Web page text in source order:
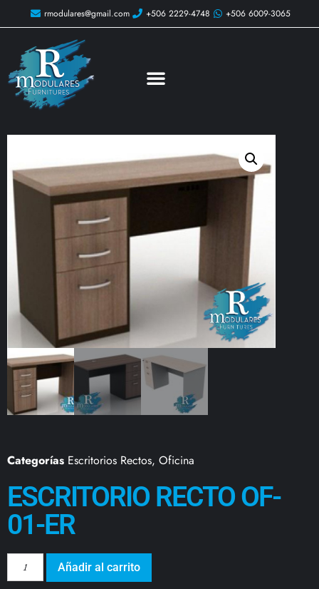
rmodulares@gmail.com +506 2229-4748 +506 6009-3065
Categorías Escritorios Rectos, Oficina
ESCRITORIO RECTO OF-
01-ER
Añadir al carrito